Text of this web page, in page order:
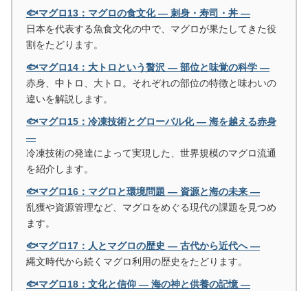
🐟マグロ13：マグロの食文化 ― 刺身・寿司・丼 ―
日本を代表する魚食文化の中で、マグロが果たしてきた役
割をたどります。
🐟マグロ14：大トロという贅沢 ― 部位と味覚の科学 ―
赤身、中トロ、大トロ。それぞれの部位の特徴と味わいの
違いを解説します。
🐟マグロ15：冷凍技術とグローバル化 ― 海を越える赤身
―
冷凍技術の発達によって実現した、世界規模のマグロ流通
を紹介します。
🐟マグロ16：マグロと環境問題 ― 資源と海の未来 ―
乱獲や資源管理など、マグロをめぐる現代の課題を見つめ
ます。
🐟マグロ17：人とマグロの歴史 ― 古代から近代へ ―
縄文時代から続くマグロ利用の歴史をたどります。
🐟マグロ18：文化と信仰 ― 海の神と供養の記憶 ―